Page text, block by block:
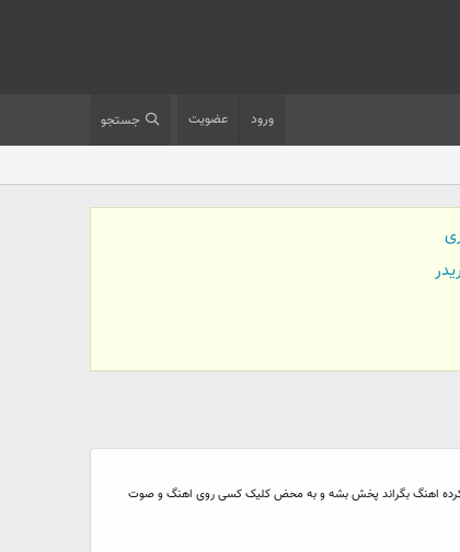
ورود عضویت جستجو
اهنگ بگراند پخش بشه و به محض کلیک کسی روی اهنگ و صوت